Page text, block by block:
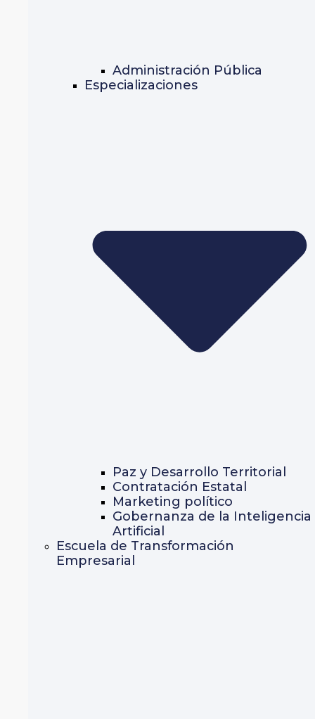
Administración Pública
Especializaciones
Paz y Desarrollo Territorial
Contratación Estatal
Marketing político
Gobernanza de la Inteligencia
Artificial
Escuela de Transformación
Empresarial